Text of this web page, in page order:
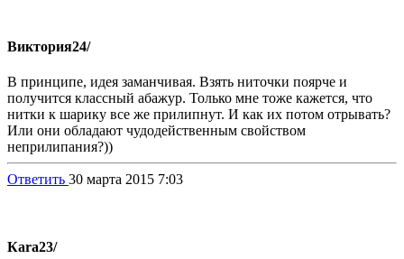
Виктория24/
В принципе, идея заманчивая. Взять ниточки поярче и
получится классный абажур. Только мне тоже кажется, что
нитки к шарику все же прилипнут. И как их потом отрывать?
Или они обладают чудодейственным свойством
неприлипания?))
Ответить 30 марта 2015 7:03
Каra23/